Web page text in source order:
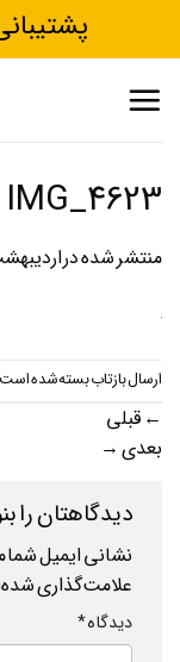
پشتیبانی
IMG_4623
منتشر شده دراردیبهشت 3,
ارسال بازتاب بسته شده
← قبلی
بعدی →
دیدگاهتان را
نشانی ایمیل
علامت‌گذاری
دیدگاه*